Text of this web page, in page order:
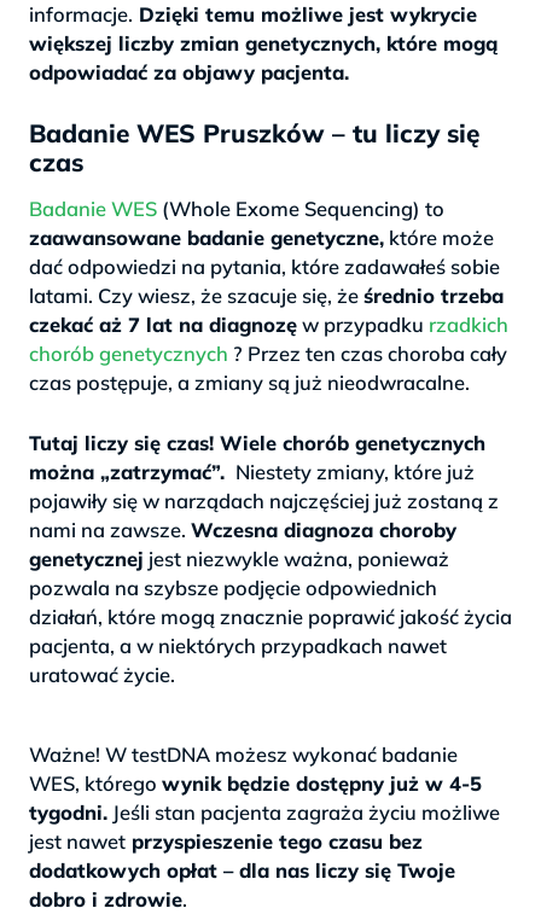
informacje. Dzięki temu możliwe jest wykrycie
większej liczby zmian genetycznych, które mogą
odpowiadać za objawy pacjenta.
Badanie WES Pruszków – tu liczy się
czas
Badanie WES (Whole Exome Sequencing) to
zaawansowane badanie genetyczne, które może
dać odpowiedzi na pytania, które zadawałeś sobie
latami. Czy wiesz, że szacuje się, żeśrednio trzeba
czekać aż 7 lat na diagnozęw przypadku rzadkich
chorób genetycznych ? Przez ten czas choroba cały
czas postępuje, a zmiany są już nieodwracalne.
Tutaj liczy się czas! Wiele chorób genetycznych
można „zatrzymać”. Niestety zmiany, które już
pojawiły się w narządach najczęściej już zostaną z
nami na zawsze. Wczesna diagnoza choroby
genetycznej jest niezwykle ważna, ponieważ
pozwala na szybsze podjęcie odpowiednich
działań, które mogą znacznie poprawić jakość życia
pacjenta, a w niektórych przypadkach nawet
uratować życie.
Ważne! W testDNA możesz wykonać badanie
WES, którego wynik będzie dostępny już w 4-5
tygodni. Jeśli stan pacjenta zagraża życiu możliwe
jest nawet przyspieszenie tego czasu bez
dodatkowych opłat – dla nas liczy się Twoje
dobro i zdrowie.